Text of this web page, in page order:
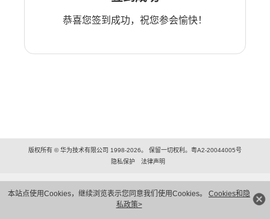
本站点使用Cookies，继续浏览表示您同意我们使用Cookies。 Cookies和隐
私政策>
恭喜您签到成功，祝您参会愉快！
版权所有 © 华为技术有限公司 1998-2026。 保留一切权利。粤A2-20044005号
隐私保护
法律声明